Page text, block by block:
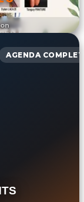
AGENDA COMPLET